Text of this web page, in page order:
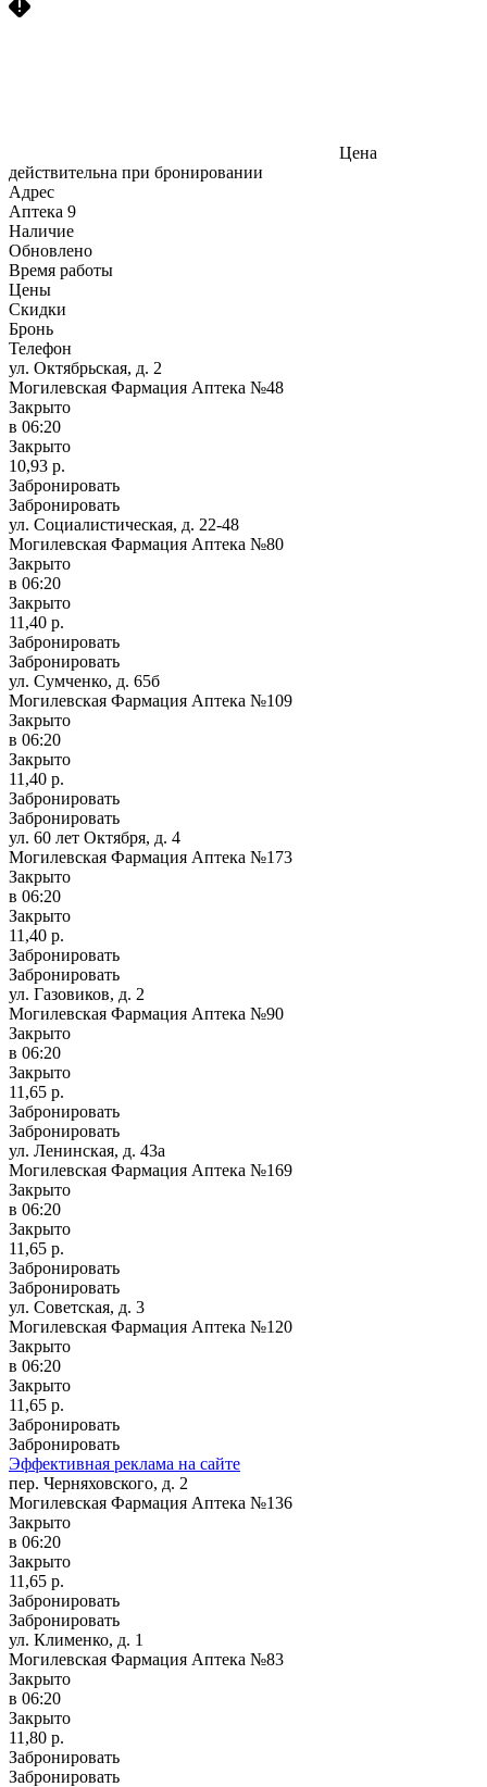
Цена
действительна при бронировании
Адрес
Аптека 9
Наличие
Обновлено
Время работы
Цены
Скидки
Бронь
Телефон
ул. Октябрьская, д. 2
Могилевская Фармация Аптека №48
Закрыто
в 06:20
Закрыто
10,93 р.
Забронировать
Забронировать
ул. Социалистическая, д. 22-48
Могилевская Фармация Аптека №80
Закрыто
в 06:20
Закрыто
11,40 р.
Забронировать
Забронировать
ул. Сумченко, д. 65б
Могилевская Фармация Аптека №109
Закрыто
в 06:20
Закрыто
11,40 р.
Забронировать
Забронировать
ул. 60 лет Октября, д. 4
Могилевская Фармация Аптека №173
Закрыто
в 06:20
Закрыто
11,40 р.
Забронировать
Забронировать
ул. Газовиков, д. 2
Могилевская Фармация Аптека №90
Закрыто
в 06:20
Закрыто
11,65 р.
Забронировать
Забронировать
ул. Ленинская, д. 43а
Могилевская Фармация Аптека №169
Закрыто
в 06:20
Закрыто
11,65 р.
Забронировать
Забронировать
ул. Советская, д. 3
Могилевская Фармация Аптека №120
Закрыто
в 06:20
Закрыто
11,65 р.
Забронировать
Забронировать
Эффективная реклама на сайте
пер. Черняховского, д. 2
Могилевская Фармация Аптека №136
Закрыто
в 06:20
Закрыто
11,65 р.
Забронировать
Забронировать
ул. Клименко, д. 1
Могилевская Фармация Аптека №83
Закрыто
в 06:20
Закрыто
11,80 р.
Забронировать
Забронировать